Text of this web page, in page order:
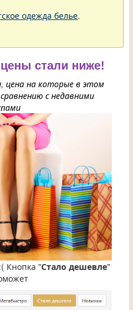
одежда белье.
стали ниже!
на которые в этом
с недавними
Кнопка "Стало дешевле"